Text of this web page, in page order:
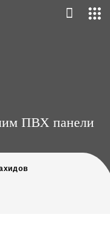
ПВХ панели